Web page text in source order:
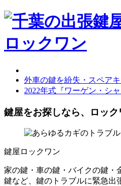
外車の鍵を紛失・スペア
2022年式『ワーゲン・シ
鍵屋をお探しなら、ロック
鍵屋ロックワン
家の鍵・車の鍵・バイクの鍵・
鍵など、鍵のトラブルに緊急出